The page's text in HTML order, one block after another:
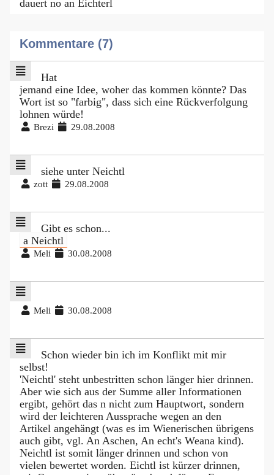
dauert no an Eichterl
Kommentare (7)
Hat
jemand eine Idee, woher das kommen könnte? Das
Wort ist so "farbig", dass sich eine Rückverfolgung
lohnen würde!
Brezi 29.08.2008
siehe unter Neichtl
zott 29.08.2008
Gibt es schon...
a Neichtl
Meli 30.08.2008
Meli 30.08.2008
Schon wieder bin ich im Konflikt mit mir
selbst!
'Neichtl' steht unbestritten schon länger hier drinnen.
Aber wie sich aus der Summe aller Informationen
ergibt, gehört das n nicht zum Hauptwort, sondern
wird der leichteren Aussprache wegen an den
Artikel angehängt (was es im Wienerischen übrigens
auch gibt, vgl. An Aschen, An echt's Weana kind).
Neichtl ist somit länger drinnen und schon von
vielen bewertet worden. Eichtl ist kürzer drinnen,